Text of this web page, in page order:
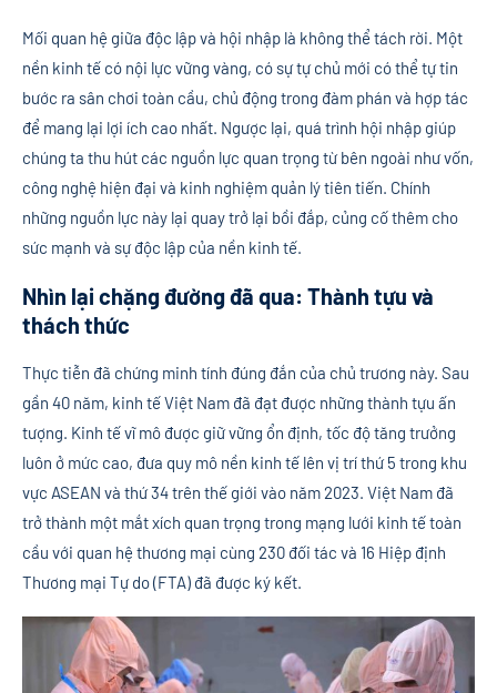
Mối quan hệ giữa độc lập và hội nhập là không thể tách rời. Một
nền kinh tế có nội lực vững vàng, có sự tự chủ mới có thể tự tin
bước ra sân chơi toàn cầu, chủ động trong đàm phán và hợp tác
để mang lại lợi ích cao nhất. Ngược lại, quá trình hội nhập giúp
chúng ta thu hút các nguồn lực quan trọng từ bên ngoài như vốn,
công nghệ hiện đại và kinh nghiệm quản lý tiên tiến. Chính
những nguồn lực này lại quay trở lại bồi đắp, củng cố thêm cho
sức mạnh và sự độc lập của nền kinh tế.
Nhìn lại chặng đường đã qua: Thành tựu và
thách thức
Thực tiễn đã chứng minh tính đúng đắn của chủ trương này. Sau
gần 40 năm, kinh tế Việt Nam đã đạt được những thành tựu ấn
tượng. Kinh tế vĩ mô được giữ vững ổn định, tốc độ tăng trưởng
luôn ở mức cao, đưa quy mô nền kinh tế lên vị trí thứ 5 trong khu
vực ASEAN và thứ 34 trên thế giới vào năm 2023. Việt Nam đã
trở thành một mắt xích quan trọng trong mạng lưới kinh tế toàn
cầu với quan hệ thương mại cùng 230 đối tác và 16 Hiệp định
Thương mại Tự do (FTA) đã được ký kết.